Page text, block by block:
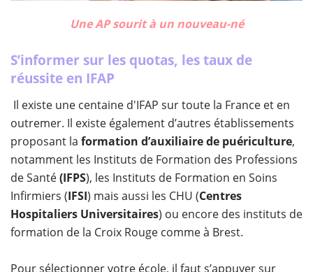
Une AP sourit à un nouveau-né
S’informer sur les quotas, les taux de
réussite en IFAP
Il existe une centaine d'IFAP sur toute la France et en
outremer. Il existe également d’autres établissements
proposant la formation d’auxiliaire de puériculture,
notamment les Instituts de Formation des Professions
de Santé(IFPS), les Instituts de Formation en Soins
Infirmiers (IFSI) mais aussi les CHU (Centres
Hospitaliers Universitaires) ou encore des instituts de
formation de la Croix Rouge comme à Brest.
Pour sélectionner votre école, il faut s’appuyer sur